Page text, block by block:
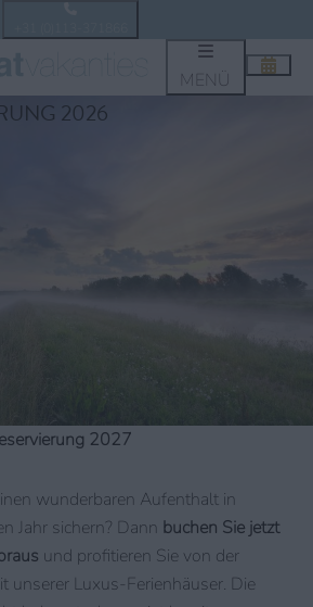
MENÜ
2026
2027
wunderbaren Aufenthalt in
Jahr sichern? Dann buchen Sie jetzt
und profitieren Sie von der
unserer Luxus-Ferienhäuser. Die